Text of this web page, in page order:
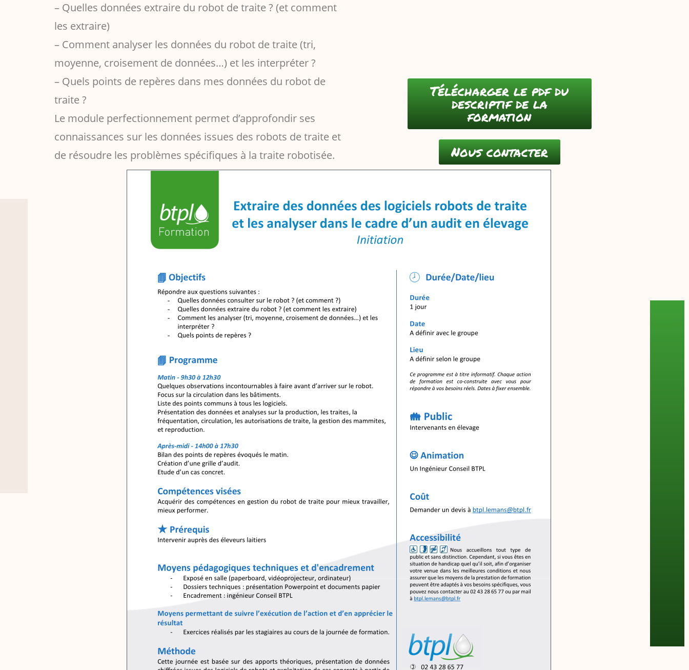
– Quelles données extraire du robot de traite ? (et comment
les extraire)
– Comment analyser les données du robot de traite (tri,
moyenne, croisement de données…) et les interpréter ?
– Quels points de repères dans mes données du robot de
traite ?
Le module perfectionnement permet d’approfondir ses
connaissances sur les données issues des robots de traite et
de résoudre les problèmes spécifiques à la traite robotisée.
Télécharger le pdf du
descriptif de la
formation
Nous contacter